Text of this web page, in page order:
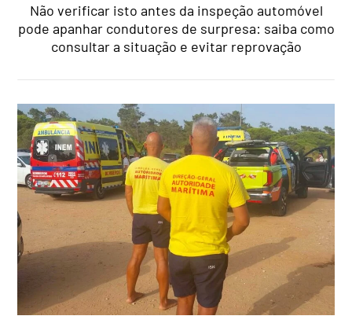
Não verificar isto antes da inspeção automóvel
pode apanhar condutores de surpresa: saiba como
consultar a situação e evitar reprovação